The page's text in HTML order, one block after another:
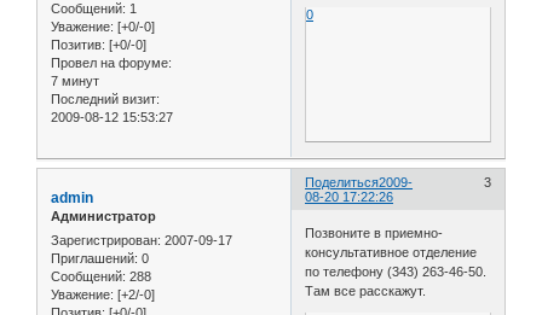
Сообщений: 1
Уважение: [+0/-0]
Позитив: [+0/-0]
Провел на форуме:
7 минут
Последний визит:
2009-08-12 15:53:27
0
Поделиться 3
2009-
08-20 17:22:26
admin
Администратор
Зарегистрирован: 2007-09-17
Приглашений: 0
Сообщений: 288
Уважение: [+2/-0]
Позвоните в приемно-
консультативное отделение
по телефону (343) 263-46-50.
Там все расскажут.